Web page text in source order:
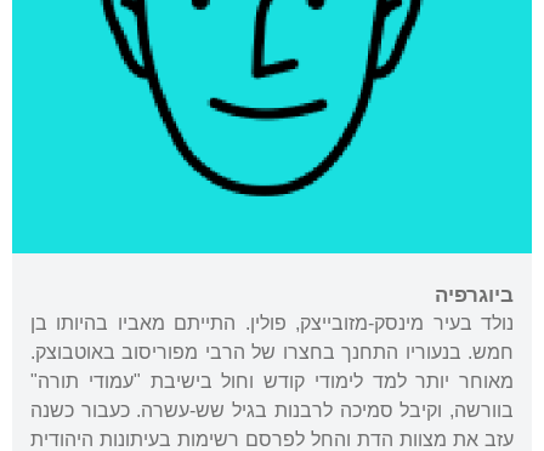
ביוגרפיה
נולד בעיר מינסק-מזובייצק, פולין. התייתם מאביו בהיותו בן
חמש. בנעוריו התחנך בחצרו של הרבי מפוריסוב באוטבוצק.
מאוחר יותר למד לימודי קודש וחול בישיבת "עמודי תורה"
בוורשה, וקיבל סמיכה לרבנות בגיל שש-עשרה. כעבור כשנה
עזב את מצוות הדת והחל לפרסם רשימות בעיתונות היהודית